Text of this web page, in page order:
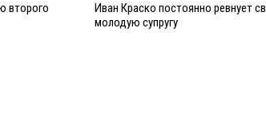
второго
Иван Краско постоянно ревнует
молодую супругу